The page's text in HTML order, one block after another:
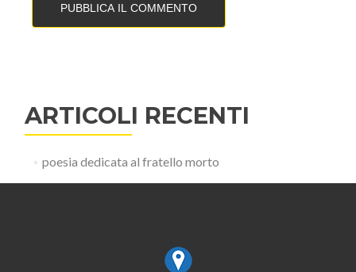
ARTICOLI RECENTI
poesia dedicata al fratello morto